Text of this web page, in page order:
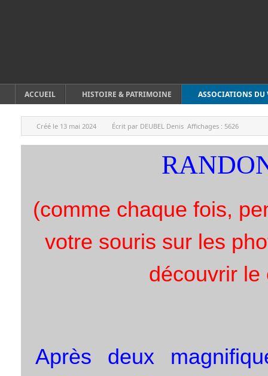
ACCUEIL HISTOIRE & PATRIMOINE ASSOCIATIONS DU
Créé le 13 mai 2024 Écrit par DEUBEL Denis Affichages : 5626
(comme chaque fois,
votre souris sur les
découvrir
Après deux